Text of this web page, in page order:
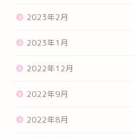
2023年2月
2023年1月
2022年12月
2022年9月
2022年8月